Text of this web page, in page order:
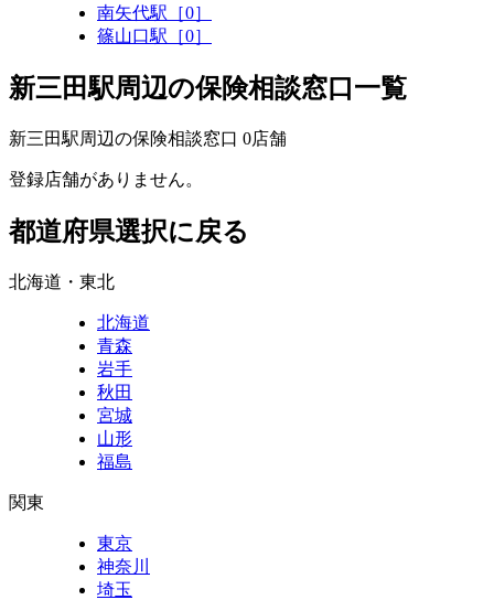
南矢代駅［0］
篠山口駅［0］
新三田駅周辺の保険相談窓口一覧
新三田駅周辺の保険相談窓口 0店舗
登録店舗がありません。
都道府県選択に戻る
北海道・東北
北海道
青森
岩手
秋田
宮城
山形
福島
関東
東京
神奈川
埼玉